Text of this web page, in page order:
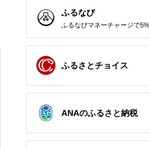
出典：ふるラボ
宿泊券 90,000円分 コ
出典：楽天ふるさと
【ふるさと納税】迷
ふるなび
ふるなびマネーチャージで
ふるさとチョイス
ANAのふるさと納税